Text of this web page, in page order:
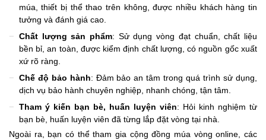
múa, thiết bị thể thao trên không, được nhiều khách hàng tin
tưởng và đánh giá cao.
Chất lượng sản phẩm: Sử dụng vòng đạt chuẩn, chất liệu
bền bỉ, an toàn, được kiểm định chất lượng, có nguồn gốc xuất
xứ rõ ràng.
Chế độ bảo hành: Đảm bảo an tâm trong quá trình sử dụng,
dịch vụ bảo hành chuyên nghiệp, nhanh chóng, tận tâm.
Tham ý kiến bạn bè, huấn luyện viên: Hỏi kinh nghiệm từ
bạn bè, huấn luyện viên đã từng lắp đặt vòng tại nhà.
Ngoài ra, bạn có thể tham gia cộng đồng múa vòng online, các